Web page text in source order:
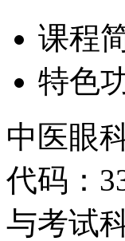
课程
特色
中医眼
代码：
与考试